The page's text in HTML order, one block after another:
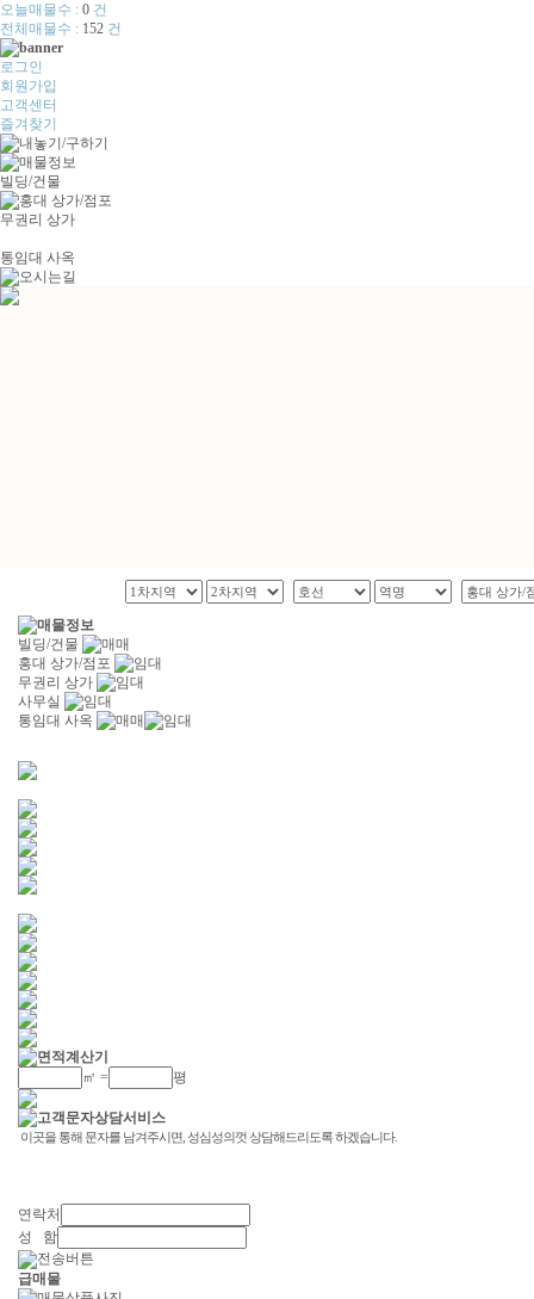
오늘매물수 : 0 건
전체매물수 : 152 건
로그인
회원가입
고객센터
즐겨찾기
빌딩/건물
무권리 상가
통임대 사옥
빌딩/건물
홍대 상가/점포
무권리 상가
사무실
통임대 사옥
㎡ = 평
연락처
성 함
급매물